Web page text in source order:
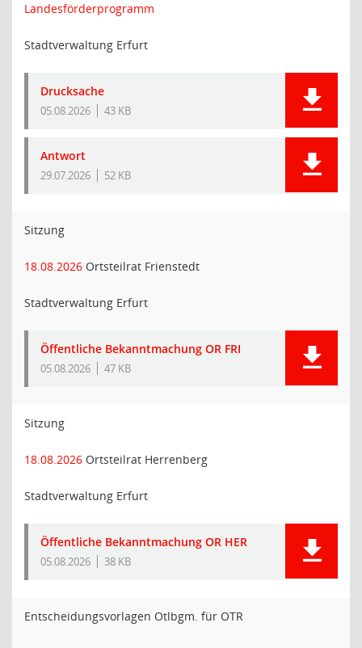
Landesförderprogramm
Stadtverwaltung Erfurt
Drucksache
05.08.2026 43 KB
Antwort
29.07.2026 52 KB
Sitzung
18.08.2026 Ortsteilrat Frienstedt
Stadtverwaltung Erfurt
Öffentliche Bekanntmachung OR FRI
05.08.2026 47 KB
Sitzung
18.08.2026 Ortsteilrat Herrenberg
Stadtverwaltung Erfurt
Öffentliche Bekanntmachung OR HER
05.08.2026 38 KB
Entscheidungsvorlagen Otlbgm. für OTR